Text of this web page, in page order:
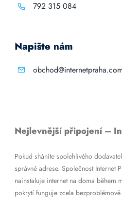
792 315 084
Napište nám
Nejlevnější připojení –
Pokud sháníte spolehlivého
správné adrese. Společnost Internet
nainstaluje internet na doma během
pokrytí funguje zcela